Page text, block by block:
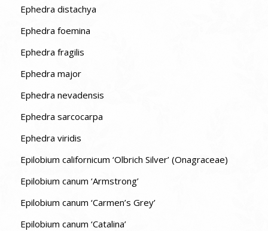
Ephedra distachya
Ephedra foemina
Ephedra fragilis
Ephedra major
Ephedra nevadensis
Ephedra sarcocarpa
Ephedra viridis
Epilobium californicum ‘Olbrich Silver’ (Onagraceae)
Epilobium canum ‘Armstrong’
Epilobium canum ‘Carmen’s Grey’
Epilobium canum ‘Catalina’